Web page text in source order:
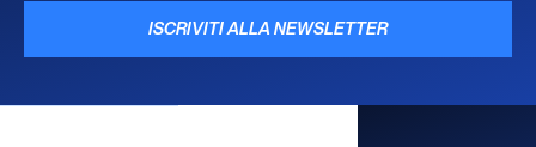
ISCRIVITI ALLA NEWSLETTER